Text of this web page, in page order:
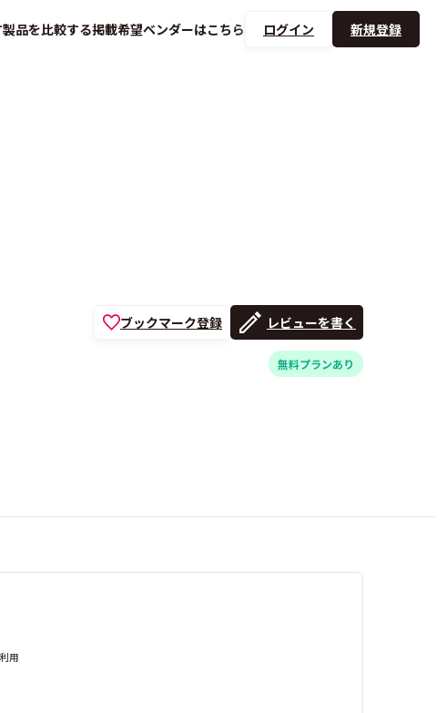
製品を比較する掲載希望ベンダーはこちら ログイン 新規登録
ブックマーク登録 レビューを書く
無料プランあり
用